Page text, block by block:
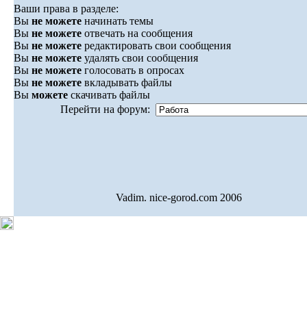
Ваши права в разделе:
Вы не можете начинать темы
Вы не можете отвечать на сообщения
Вы не можете редактировать свои сообщения
Вы не можете удалять свои сообщения
Вы не можете голосовать в опросах
Вы не можете вкладывать файлы
Вы можете скачивать файлы
Перейти на форум:
Vadim. nice-gorod.com 2006